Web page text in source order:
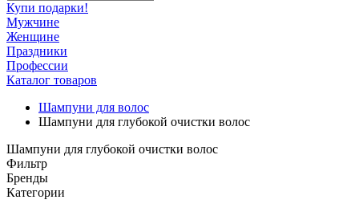
Купи подарки!
Мужчине
Женщине
Праздники
Профессии
Каталог товаров
Шампуни для волос
Шампуни для глубокой очистки волос
Шампуни для глубокой очистки волос
Фильтр
Бренды
Категории